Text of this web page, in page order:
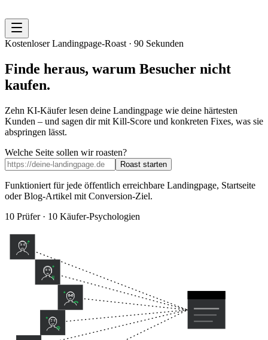
Kostenloser Landingpage-Roast · 90 Sekunden
Finde heraus, warum Besucher nicht
kaufen.
Zehn KI-Käufer lesen deine Landingpage wie deine härtesten
Kunden – und sagen dir mit Kill-Score und konkreten Fixes, was sie
abspringen lässt.
Welche Seite sollen wir roasten?
Roast starten
Funktioniert für jede öffentlich erreichbare Landingpage, Startseite
oder Blog-Artikel mit Conversion-Ziel.
10 Prüfer · 10 Käufer-Psychologien